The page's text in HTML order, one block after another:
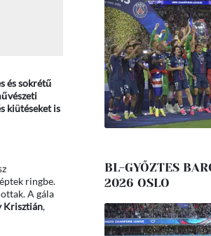
és sokrétű
kiütéseket is
ringbe.
A gála
Krisztián,
BL-GYŐZTES
2026 OSLO